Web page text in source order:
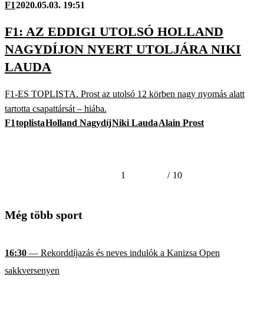
F12020.05.03. 19:51
F1: AZ EDDIGI UTOLSÓ HOLLAND
NAGYDÍJON NYERT UTOLJÁRA NIKI
LAUDA
F1-ES TOPLISTA. Prost az utolsó 12 körben nagy nyomás alatt
tartotta csapattársát – hiába.
F1toplistaHolland NagydíjNiki LaudaAlain Prost
1 / 10
Még több sport
16:30 — Rekorddíjazás és neves indulók a Kanizsa Open
sakkversenyen